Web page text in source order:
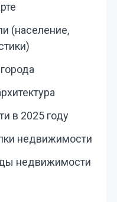
(население,
в 2025 году
недвижимости
недвижимости